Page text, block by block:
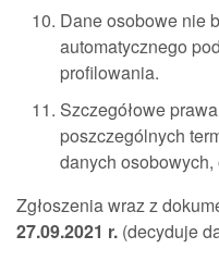
Dane osobowe nie
automatycznego
profilowania.
Szczegółowe
poszczególnych
danych
Zgłoszenia wraz z
27.09.2021 r. (decyduje